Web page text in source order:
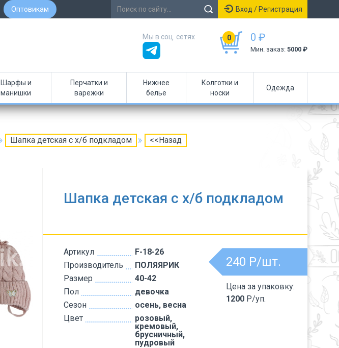
Оптовикам Вход / Регистрация
0 0 ₽
Мин. заказ: 5000 ₽
Мы в соц. сетях
Шарфы и
манишки
Перчатки и
варежки
Нижнее
белье
Колготки и
носки
Одежда
Шапка детская с х/б подкладом <<Назад
Шапка детская с х/б подкладом
Артикул
F-18-26
Производитель
ПОЛЯЯРИК
Размер
40-42
Пол
девочка
Сезон
осень, весна
Цвет
розовый,
кремовый,
брусничный,
пудровый
240 Р/шт.
Цена за упаковку:
1200 Р/уп.